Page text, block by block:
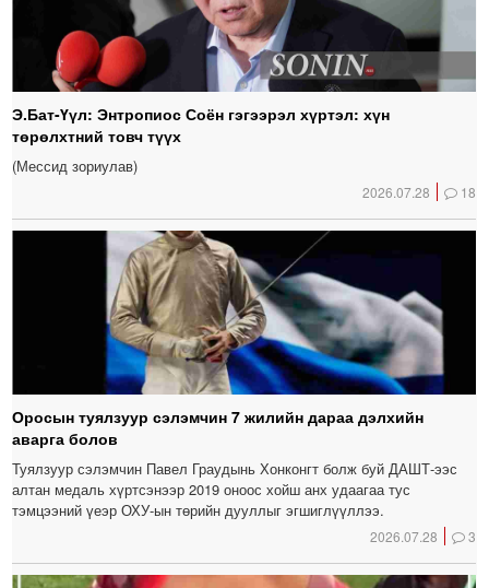
Э.Бат-Үүл: Энтропиос Соён гэгээрэл хүртэл: хүн
төрөлхтний товч түүх
(Мессид зориулав)
2026.07.28 18
Оросын туялзуур сэлэмчин 7 жилийн дараа дэлхийн
аварга болов
Туялзуур сэлэмчин Павел Граудынь Хонконгт болж буй ДАШТ-ээс
алтан медаль хүртсэнээр 2019 оноос хойш анх удаагаа тус
тэмцээний үеэр ОХУ-ын төрийн дууллыг эгшиглүүллээ.
2026.07.28 3